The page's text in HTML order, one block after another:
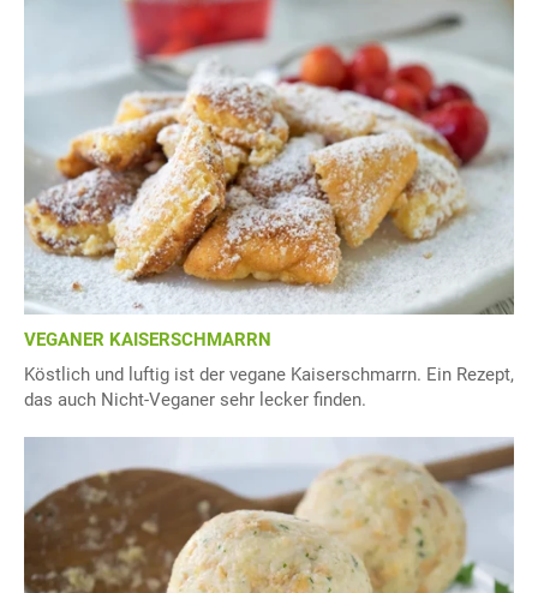
VEGANER KAISERSCHMARRN
Köstlich und luftig ist der vegane Kaiserschmarrn. Ein Rezept,
das auch Nicht-Veganer sehr lecker finden.